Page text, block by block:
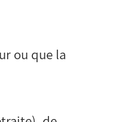
ou que la